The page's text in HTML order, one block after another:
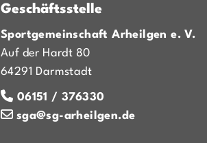
Geschäftsstelle
Sportgemeinschaft Arheilgen e. V.
Auf der Hardt 80
64291 Darmstadt
06151 / 376330
sga@sg-arheilgen.de